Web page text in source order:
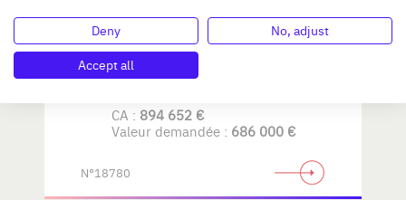
AMENAGEMENT de LA
MAISON
CA : 894 652 €
Valeur demandée : 686 000 €
N°18780
Deny
No, adjust
Accept all